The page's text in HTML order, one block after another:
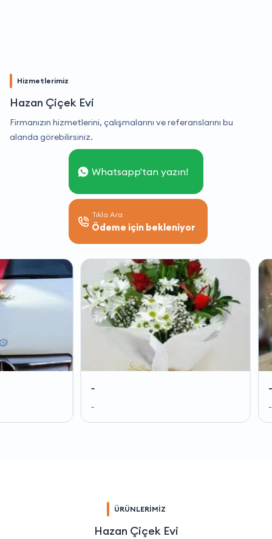
Hizmetlerimiz
Hazan Çiçek Evi
Firmanızın hizmetlerini, çalışmalarını ve referanslarını bu
alanda görebilirsiniz.
Whatsapp'tan yazın!
Tıkla Ara
Ödeme için bekleniyor
ÜRÜNLERİMİZ
Hazan Çiçek Evi